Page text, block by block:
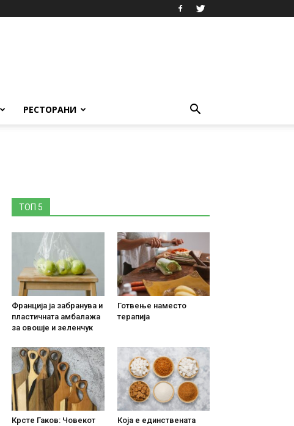
РЕСТОРАНИ
ТОП 5
Франција ја забранува и
пластичната амбалажа
за овошје и зеленчук
Готвење наместо
терапија
Крсте Гаков: Човекот
Која е единствената